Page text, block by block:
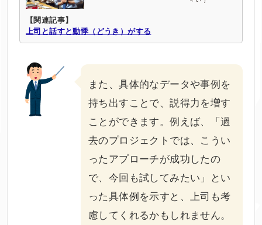
【関連記事】
上司と話すと動悸（どうき）がする
また、具体的なデータや事例を
持ち出すことで、説得力を増す
ことができます。例えば、「過
去のプロジェクトでは、こうい
ったアプローチが成功したの
で、今回も試してみたい」とい
った具体例を示すと、上司も考
慮してくれるかもしれません。